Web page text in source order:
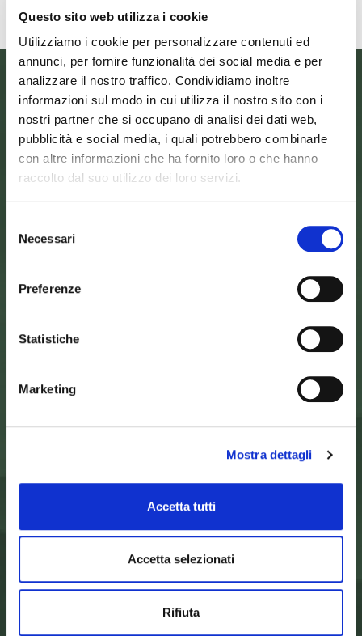
Questo sito web utilizza i cookie
Utilizziamo i cookie per personalizzare contenuti ed
annunci, per fornire funzionalità dei social media e per
analizzare il nostro traffico. Condividiamo inoltre
informazioni sul modo in cui utilizza il nostro sito con i
nostri partner che si occupano di analisi dei dati web,
pubblicità e social media, i quali potrebbero combinarle
con altre informazioni che ha fornito loro o che hanno
raccolto dal suo utilizzo dei loro servizi.
delNecessari
Preferenze
Statistiche
Marketing
Mostra dettagli
Accetta tutti
Accetta selezionati
Rifiuta
via Guido Brocchi, 7
52015 Pratovecchio - AR
Palazzo Nefetti
Via P. Nefetti, 3
tel.
CARTA D'IDENTITÀ
ORGANI ISTITUZIONALI
ARTICOLAZIONI DEGLI UFFICI
REGOLAMENTI E NORMATIVA